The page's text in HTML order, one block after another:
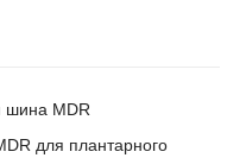
шина MDR
для плантарного